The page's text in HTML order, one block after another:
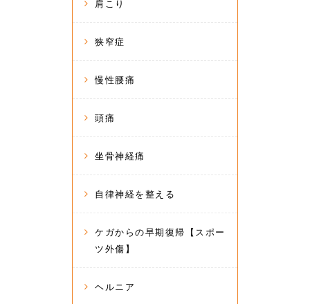
肩こり
狭窄症
慢性腰痛
頭痛
坐骨神経痛
自律神経を整える
ケガからの早期復帰【スポー
ツ外傷】
ヘルニア